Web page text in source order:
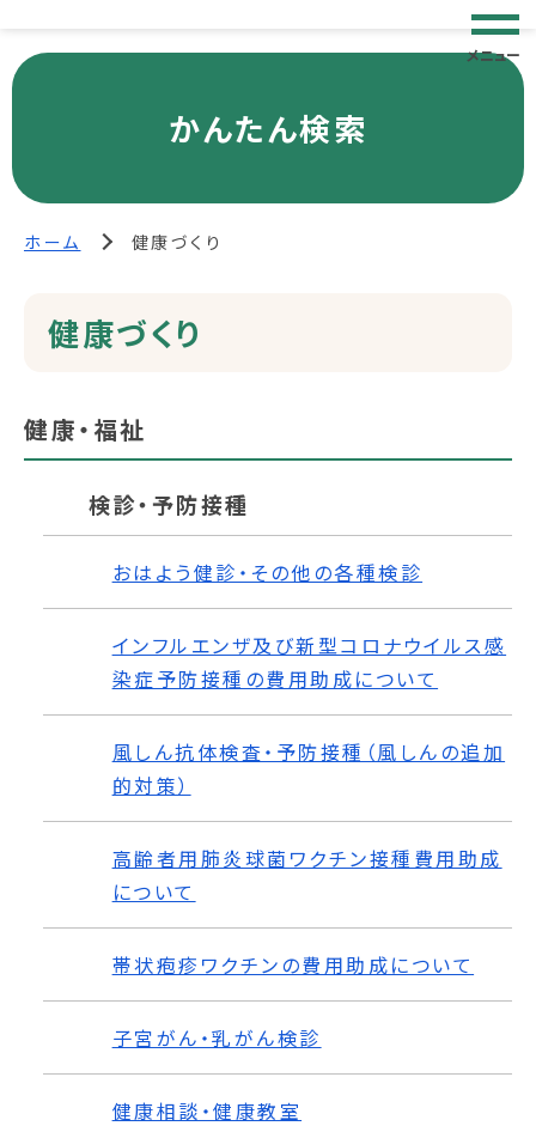
メニュー
かんたん検索
ホーム 健康づくり
健康づくり
健康・福祉
検診・予防接種
おはよう健診・その他の各種検診
インフルエンザ及び新型コロナウイルス感
染症予防接種の費用助成について
風しん抗体検査・予防接種（風しんの追加
的対策）
高齢者用肺炎球菌ワクチン接種費用助成
について
帯状疱疹ワクチンの費用助成について
子宮がん・乳がん検診
健康相談・健康教室